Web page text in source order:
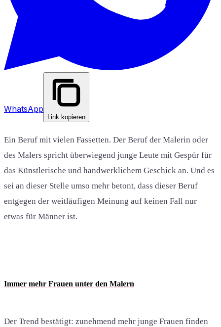
WhatsApp
Link kopieren
Ein Beruf mit vielen Fassetten. Der Beruf der Malerin oder
des Malers spricht überwiegend junge Leute mit Gespür für
das Künstlerische und handwerklichem Geschick an. Und es
sei an dieser Stelle umso mehr betont, dass dieser Beruf
entgegen der weitläufigen Meinung auf keinen Fall nur
etwas für Männer ist.
Immer mehr Frauen unter den Malern
Der Trend bestätigt: zunehmend mehr junge Frauen finden